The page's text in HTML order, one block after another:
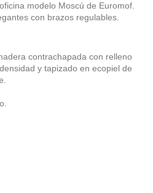
modelo Moscú de Euromof.
con brazos regulables.
contrachapada con relleno
y tapizado en ecopiel de